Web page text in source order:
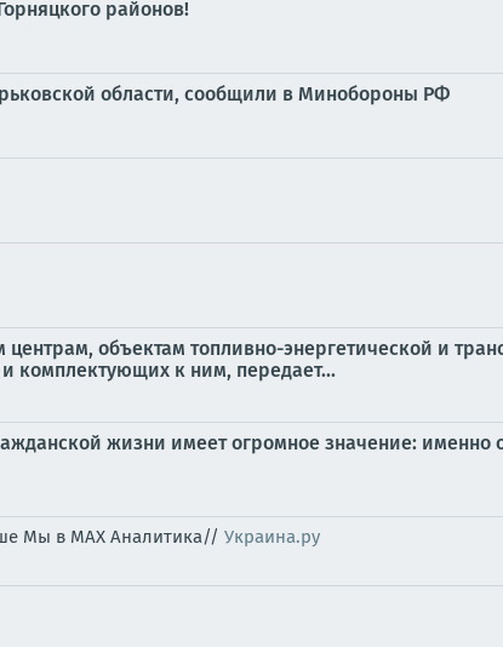
районов!
области, сообщили в Минобороны РФ
объектам топливно-энергетической и
комплектующих к ним, передает...
жизни имеет огромное значение: именно
Мы в MAX Аналитика// Украина.ру